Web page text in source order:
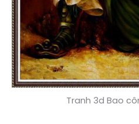
Tranh 3d Bao